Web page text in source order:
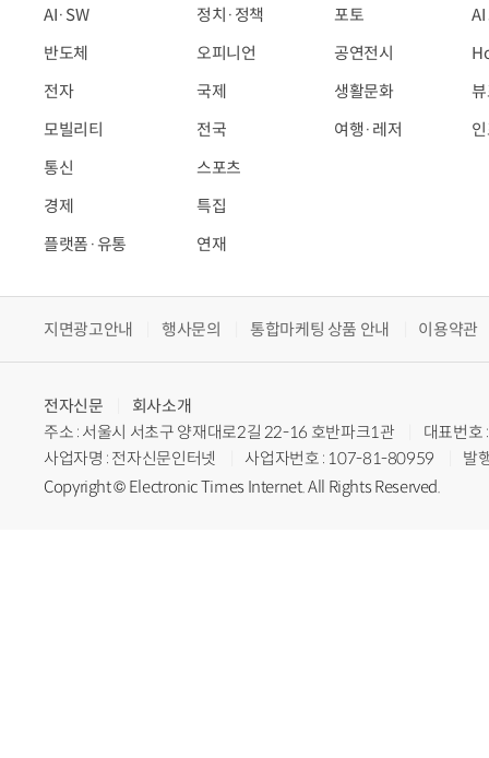
AI·SW
반도체
전자
모빌리티
통신
경제
플랫폼·유통
정치·정책
오피니언
국제
전국
스포츠
특집
연재
포토
공연전시
생활문화
여행·레저
지면광고안내 행사문의 통합마케팅 상품 안내 이용약관
전자신문
회사소개
주소 : 서울시 서초구 양재대로2길 22-16 호반파크1관
대표번
사업자명 : 전자신문인터넷
사업자번호 : 107-81-80959
발
Copyright © Electronic Times Internet. All Rights Reserved.